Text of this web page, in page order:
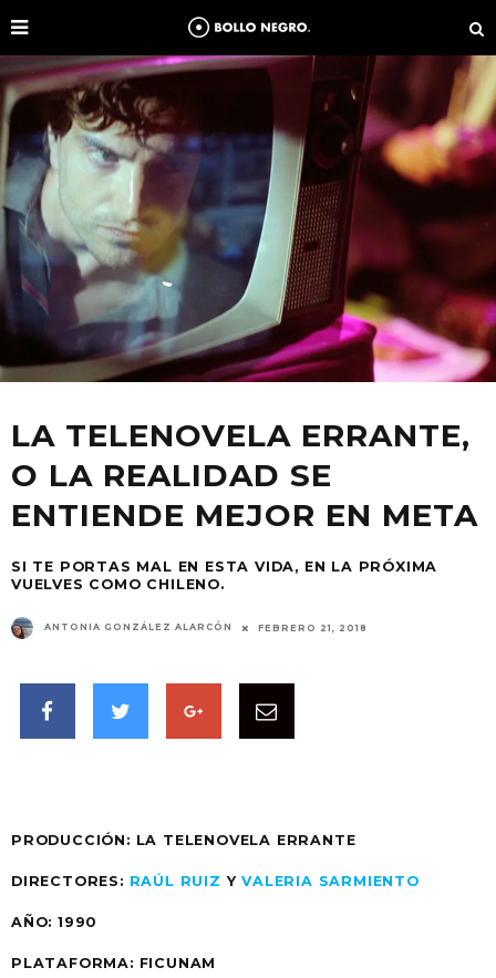
LA TELENOVELA ERRANTE,
O LA REALIDAD SE
ENTIENDE MEJOR EN META
SI TE PORTAS MAL EN ESTA VIDA, EN LA PRÓXIMA
VUELVES COMO CHILENO.
ANTONIA GONZÁLEZ ALARCÓN FEBRERO 21, 2018
PRODUCCIÓN: LA TELENOVELA ERRANTE
DIRECTORES: RAÚL RUIZ YVALERIA SARMIENTO
AÑO: 1990
PLATAFORMA: FICUNAM